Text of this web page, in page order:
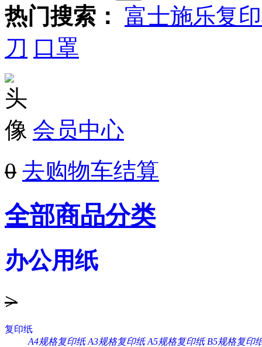
热门搜索：
富士施乐复
刀 口罩
会员中心
0 去购物车结算
全部商品分类
办公用纸
>
复印纸
A4规格复印纸 A3规格复印纸 A5规格复印纸 B5规格复印